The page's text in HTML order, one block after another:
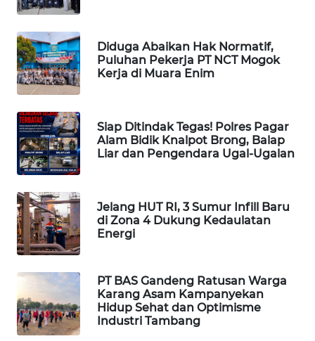
Diduga Abaikan Hak Normatif,
Puluhan Pekerja PT NCT Mogok
Kerja di Muara Enim
Siap Ditindak Tegas! Polres Pagar
Alam Bidik Knalpot Brong, Balap
Liar dan Pengendara Ugal-Ugalan
Jelang HUT RI, 3 Sumur Infill Baru
di Zona 4 Dukung Kedaulatan
Energi
PT BAS Gandeng Ratusan Warga
Karang Asam Kampanyekan
Hidup Sehat dan Optimisme
Industri Tambang
NEWS
JURNAL
MARITIM
HUMBANG
NEWS
GARONGGANG
NEWS
FISUELRI
ID
ENERGI
NEWS
CILEUNGSI